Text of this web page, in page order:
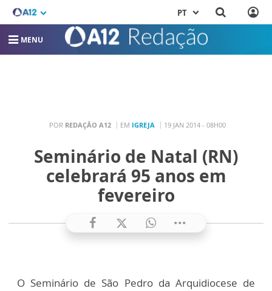
PT
MENU
POR REDAÇÃO A12 EM IGREJA 19 JAN 2014 - 08H00
Seminário de Natal (RN)
celebrará 95 anos em
fevereiro
O Seminário de São Pedro da Arquidiocese de